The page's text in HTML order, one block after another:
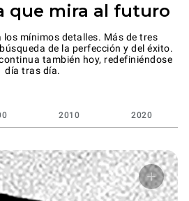
que mira al futuro
los mínimos detalles. Más de tres
de la perfección y del éxito.
también hoy, redefiniéndose
día tras día.
2010 2020